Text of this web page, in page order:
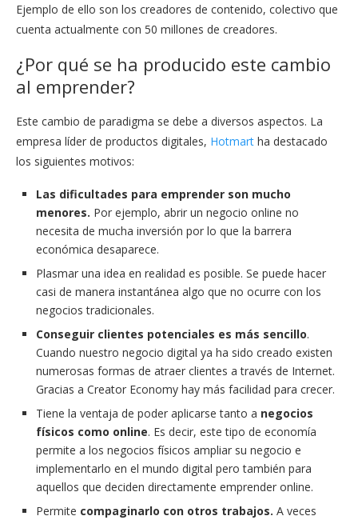
Ejemplo de ello son los creadores de contenido, colectivo que
cuenta actualmente con 50 millones de creadores.
¿Por qué se ha producido este cambio
al emprender?
Este cambio de paradigma se debe a diversos aspectos. La
empresa líder de productos digitales, Hotmart ha destacado
los siguientes motivos:
Las dificultades para emprender son mucho
menores. Por ejemplo, abrir un negocio online no
necesita de mucha inversión por lo que la barrera
económica desaparece.
Plasmar una idea en realidad es posible. Se puede hacer
casi de manera instantánea algo que no ocurre con los
negocios tradicionales.
Conseguir clientes potenciales es más sencillo.
Cuando nuestro negocio digital ya ha sido creado existen
numerosas formas de atraer clientes a través de Internet.
Gracias a Creator Economy hay más facilidad para crecer.
Tiene la ventaja de poder aplicarse tanto a negocios
físicos como online. Es decir, este tipo de economía
permite a los negocios físicos ampliar su negocio e
implementarlo en el mundo digital pero también para
aquellos que deciden directamente emprender online.
Permite compaginarlo con otros trabajos. A veces